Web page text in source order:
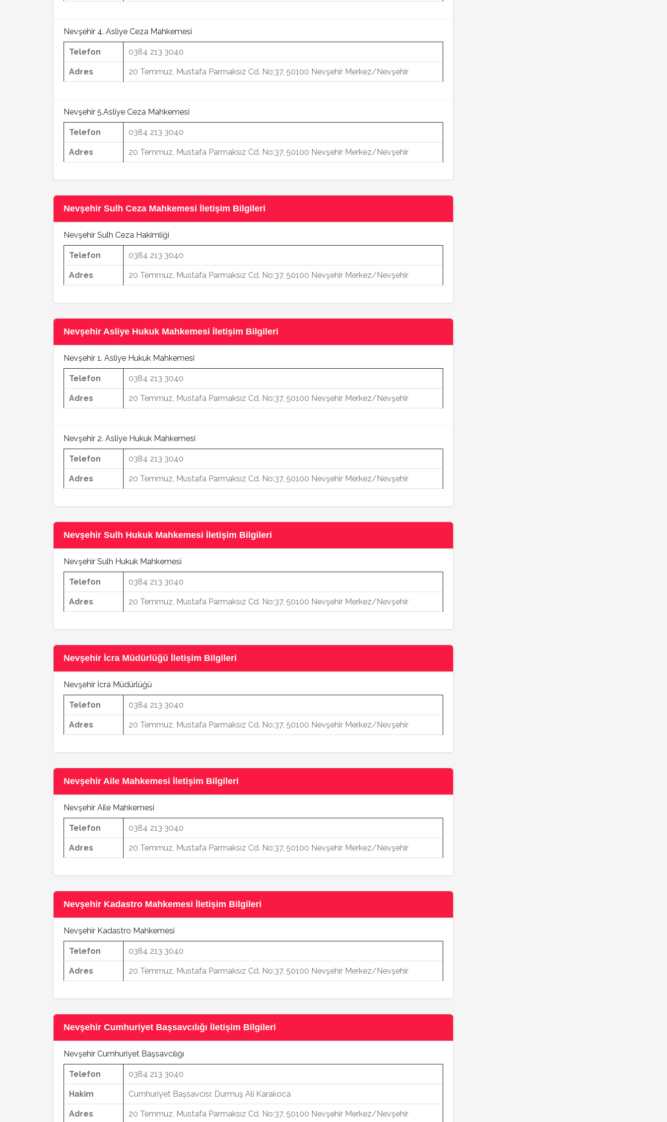
Nevşehir 4. Asliye Ceza Mahkemesi
Telefon 0384 213 3040
Adres 20 Temmuz, Mustafa Parmaksız Cd. No:37, 50100 Nevşehir Merkez/Nevşehir
Nevşehir 5.Asliye Ceza Mahkemesi
Telefon 0384 213 3040
Adres 20 Temmuz, Mustafa Parmaksız Cd. No:37, 50100 Nevşehir Merkez/Nevşehir
Nevşehir Sulh Ceza Mahkemesi İletişim Bilgileri
Nevşehir Sulh Ceza Hakimliği
Telefon 0384 213 3040
Adres 20 Temmuz, Mustafa Parmaksız Cd. No:37, 50100 Nevşehir Merkez/Nevşehir
Nevşehir Asliye Hukuk Mahkemesi İletişim Bilgileri
Nevşehir 1. Asliye Hukuk Mahkemesi
Telefon 0384 213 3040
Adres 20 Temmuz, Mustafa Parmaksız Cd. No:37, 50100 Nevşehir Merkez/Nevşehir
Nevşehir 2. Asliye Hukuk Mahkemesi
Telefon 0384 213 3040
Adres 20 Temmuz, Mustafa Parmaksız Cd. No:37, 50100 Nevşehir Merkez/Nevşehir
Nevşehir Sulh Hukuk Mahkemesi İletişim Bilgileri
Nevşehir Sulh Hukuk Mahkemesi
Telefon 0384 213 3040
Adres 20 Temmuz, Mustafa Parmaksız Cd. No:37, 50100 Nevşehir Merkez/Nevşehir
Nevşehir İcra Müdürlüğü İletişim Bilgileri
Nevşehir İcra Müdürlüğü
Telefon 0384 213 3040
Adres 20 Temmuz, Mustafa Parmaksız Cd. No:37, 50100 Nevşehir Merkez/Nevşehir
Nevşehir Aile Mahkemesi İletişim Bilgileri
Nevşehir Aile Mahkemesi
Telefon 0384 213 3040
Adres 20 Temmuz, Mustafa Parmaksız Cd. No:37, 50100 Nevşehir Merkez/Nevşehir
Nevşehir Kadastro Mahkemesi İletişim Bilgileri
Nevşehir Kadastro Mahkemesi
Telefon 0384 213 3040
Adres 20 Temmuz, Mustafa Parmaksız Cd. No:37, 50100 Nevşehir Merkez/Nevşehir
Nevşehir Cumhuriyet Başsavcılığı İletişim Bilgileri
Nevşehir Cumhuriyet Başsavcılığı
Telefon 0384 213 3040
Hakim Cumhuriyet Başsavcısı: Durmuş Ali Karakoca
Adres 20 Temmuz, Mustafa Parmaksız Cd. No:37, 50100 Nevşehir Merkez/Nevşehir